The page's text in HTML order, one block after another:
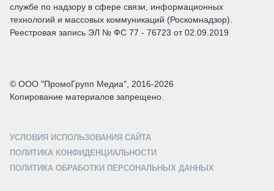
службе по надзору в сфере связи, информационных
технологий и массовых коммуникаций (Роскомнадзор).
Реестровая запись ЭЛ № ФС 77 - 76723 от 02.09.2019
© ООО "ПромоГрупп Медиа", 2016-2026
Копирование материалов запрещено.
УСЛОВИЯ ИСПОЛЬЗОВАНИЯ САЙТА
ПОЛИТИКА КОНФИДЕНЦИАЛЬНОСТИ
ПОЛИТИКА ОБРАБОТКИ ПЕРСОНАЛЬНЫХ ДАННЫХ